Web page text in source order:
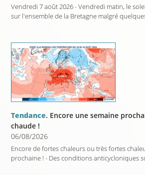
Vendredi 7 août 2026 - Vendredi matin, le
sur l'ensemble de la Bretagne malgré
Tendance. Encore une semaine
chaude !
06/08/2026
Encore de fortes chaleurs ou très fortes
prochaine ! - Des conditions anticycloniques